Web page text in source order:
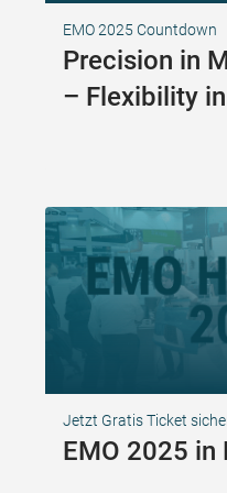
EMO 2025 Countdown
Precision in
– Flexibility
Jetzt Gratis Ticket
EMO 2025 in